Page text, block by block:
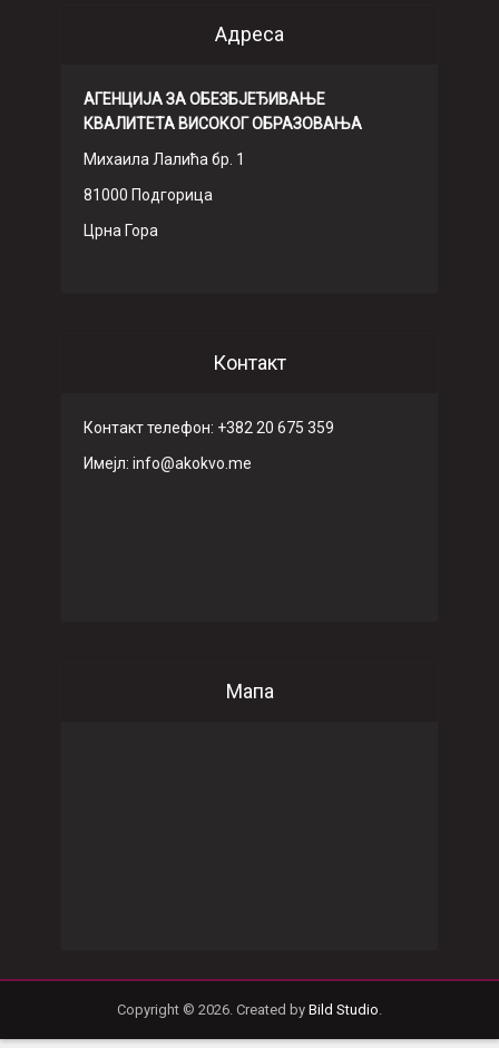
Адреса
АГЕНЦИЈА ЗА ОБЕЗБЈЕЂИВАЊЕ
КВАЛИТЕТА ВИСОКОГ ОБРАЗОВАЊА
Михаила Лалића бр. 1
81000 Подгорица
Црна Гора
Контакт
Контакт телефон: +382 20 675 359
Имeјл: info@akokvo.me
Мапа
Copyright © 2026. Created by Bild Studio.